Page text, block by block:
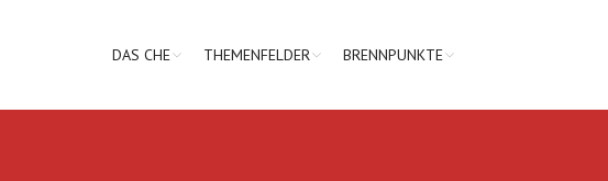
DAS CHE THEMENFELDER BRENNPUNKTE